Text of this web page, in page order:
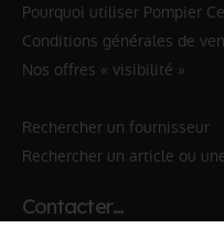
Pourquoi utiliser Pompier
Conditions générales de
Nos offres « visibilité »
Rechercher un fournisseur
Rechercher un article ou
Contacter…